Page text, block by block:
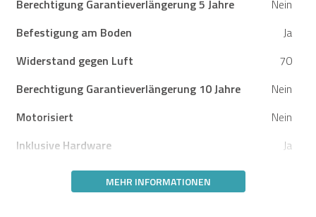
Berechtigung Garantieverlängerung 5 Jahre
Nein
Befestigung am Boden
Ja
Widerstand gegen Luft
70
Berechtigung Garantieverlängerung 10 Jahre
Nein
Motorisiert
Nein
Inklusive Hardware
Ja
MEHR INFORMATIONEN